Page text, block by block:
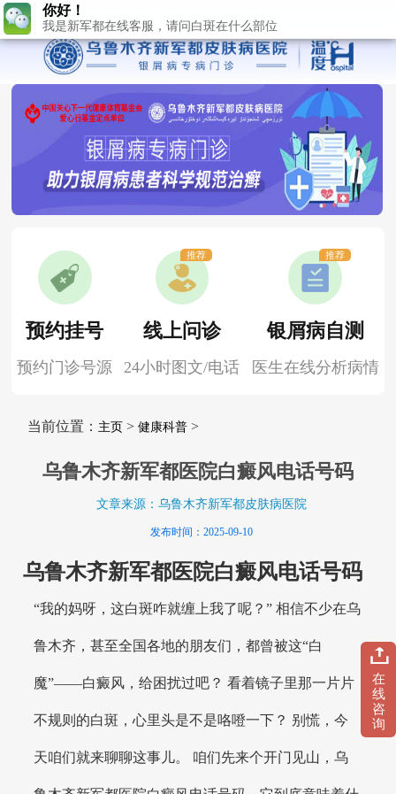
预约挂号
预约门诊号源
线上问诊
24小时图文/电话
推荐
银屑病自测
医生在线分析病情
推荐
当前位置： 主页> 健康科普>
乌鲁木齐新军都医院白癜风电话号码
文章来源：乌鲁木齐新军都皮肤病医院
发布时间：2025-09-10
乌鲁木齐新军都医院白癜风电话号码
“我的妈呀，这白斑咋就缠上我了呢？” 相信不少在乌
鲁木齐，甚至全国各地的朋友们，都曾被这“白
魔”——白癜风，给困扰过吧？ 看着镜子里那一片片
不规则的白斑，心里头是不是咯噔一下？ 别慌，今
天咱们就来聊聊这事儿。 咱们先来个开门见山，乌
在
线
咨
询